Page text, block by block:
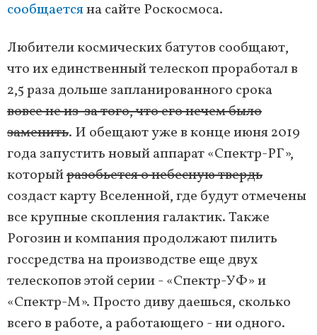
сообщаетсяна сайте Роскосмоса.
Любители космических батутов сообщают,
что их единственный телескоп проработал в
2,5 раза дольше запланированного срока
вовсе не из-за того, что его нечем было
заменить. И обещают уже в конце июня 2019
года запустить новый аппарат «Спектр-РГ»,
которыйразобьется о небесную твердь
создаст карту Вселенной, где будут отмечены
все крупные скопления галактик. Также
Рогозин и компания продолжают пилить
госсредства на производстве еще двух
телескопов этой серии - «Спектр-УФ» и
«Спектр-М». Просто диву даешься, сколько
всего в работе, а работающего - ни одного.